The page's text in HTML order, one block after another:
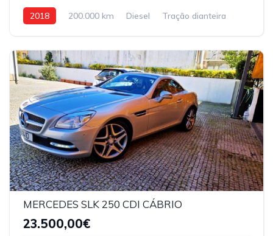
2018 200.000 km Diesel Tração dianteira
MERCEDES SLK 250 CDI CÁBRIO
23.500,00€